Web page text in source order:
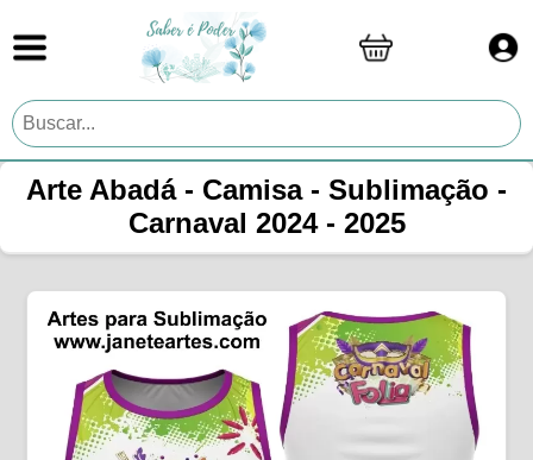
Arte Abadá - Camisa - Sublimação -
Carnaval 2024 - 2025